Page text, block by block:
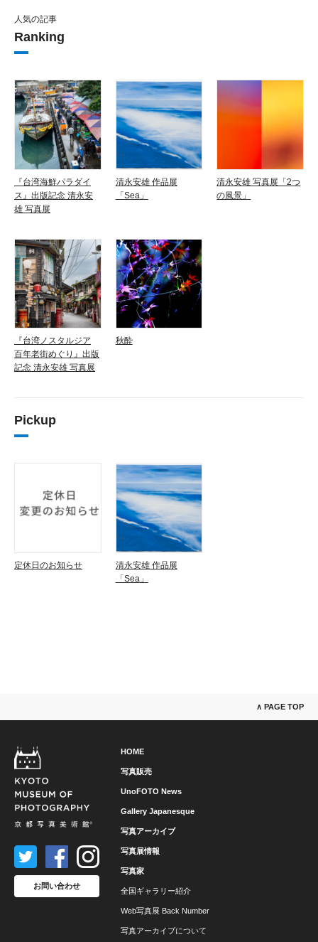
人気の記事
Ranking
『台湾海鮮パラダイ
ス』出版記念 清永安
雄 写真展
清永安雄 作品展
「Sea」
清永安雄 写真展「2つ
の風景」
『台湾ノスタルジア
百年老街めぐり』出版
記念 清永安雄 写真展
秋酔
Pickup
定休日のお知らせ
清永安雄 作品展
「Sea」
∧ PAGE TOP
HOME
写真販売
UnoFOTO News
Gallery Japanesque
写真アーカイブ
写真展情報
写真家
全国ギャラリー紹介
Web写真展 Back Number
写真アーカイブについて
お問い合わせ